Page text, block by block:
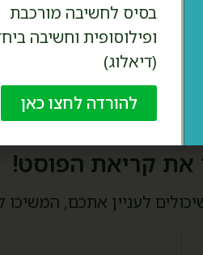
את קריאת הפוסט!
לעניין אתכם, המשיכו
בסיס לחשיבה מורכבת
ופילוסופית וחשיבה
(דיאלוג)
להורדה לחצו כאן